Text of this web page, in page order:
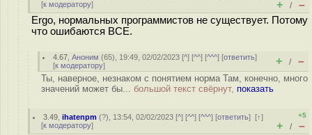
[к модератору] + / –
Ergo, нормальных программистов не существует. Потому
что ошибаются ВСЕ.
4.67 ,Аноним (65), 19:49, 02/02/2023 [^] [^^] [^^^] [ответить]
[к модератору] + / –
Ты, наверное, незнаком с понятием норма Там, конечно, много
значений может бы... большой текст свёрнут, показать
3.49 ,ihatenpm (?), 13:54, 02/02/2023 [^] [^^] [^^^] [ответить][↑]
[к модератору]
+5
+ / –